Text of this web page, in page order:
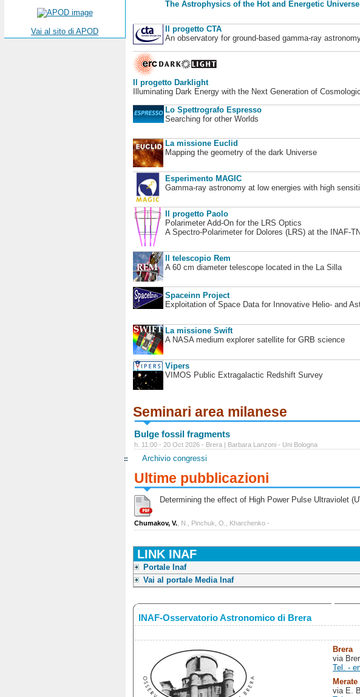
Vai al sito di APOD
The Astrophysics of the Hot and Energetic Universe
Il progetto CTA
An observatory for ground-based gamma-ray
Il progetto Darklight
Illuminating Dark Energy with the Next Generation of
Lo Spettrografo Espresso
Searching for other Worlds
La missione Euclid
Mapping the geometry of the dark Universe
Esperimento MAGIC
Gamma-ray astronomy at low energies with high
Il progetto Paolo
Polarimeter Add-On for the LRS Optics
A Spectro-Polarimeter for Dolores (LRS) at the INAF-
Il telescopio Rem
A 60 cm diameter telescope located in the La Silla
Spaceinn Project
Exploitation of Space Data for Innovative Helio- and
La missione Swift
A NASA medium explorer satellite for GRB science
Vipers
VIMOS Public Extragalactic Redshift Survey
Seminari area milanese
Bulge fossil fragments
h. 11:00 - 20 Oct 2026 - Brera | Barbara Lanzoni - Uni Bologna
Archivio congressi
Ultime pubblicazioni
Determining the effect of High Power Pulse Ultraviolet
Chumakov, V. , N., Pinchuk, O., Kharchenko -
LINK INAF
Portale Inaf
Vai al portale Media Inaf
INAF-Osservatorio Astronomico di Brera
Brera
via
Tel. -
Merate
via E.